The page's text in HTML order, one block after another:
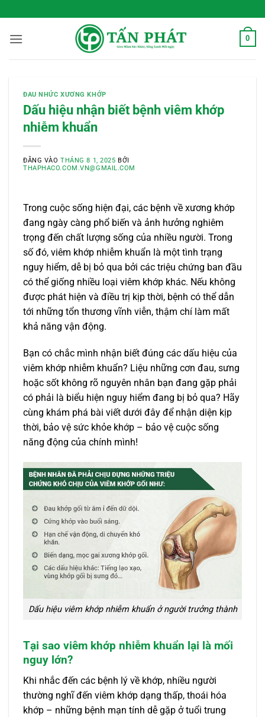
qua
nội
0
ĐAU NHỨC XƯƠNG KHỚP
Dấu hiệu nhận biết bệnh viêm khớp
nhiễm khuẩn
ĐĂNG VÀOTHÁNG 8 1, 2025 BỞI
THAPHACO.COM.VN@GMAIL.COM
Trong cuộc sống hiện đại, các bệnh về xương khớp
đang ngày càng phổ biến và ảnh hưởng nghiêm
trọng đến chất lượng sống của nhiều người. Trong
số đó, viêm khớp nhiễm khuẩn là một tình trạng
nguy hiểm, dễ bị bỏ qua bởi các triệu chứng ban đầu
có thể giống nhiều loại viêm khớp khác. Nếu không
được phát hiện và điều trị kịp thời, bệnh có thể dẫn
tới những tổn thương vĩnh viễn, thậm chí làm mất
khả năng vận động.
Bạn có chắc mình nhận biết đúng các dấu hiệu của
viêm khớp nhiễm khuẩn? Liệu những cơn đau, sưng
hoặc sốt không rõ nguyên nhân bạn đang gặp phải
có phải là biểu hiện nguy hiểm đang bị bỏ qua? Hãy
cùng khám phá bài viết dưới đây để nhận diện kịp
thời, bảo vệ sức khỏe khớp – bảo vệ cuộc sống
năng động của chính mình!
Dấu hiệu viêm khớp nhiễm khuẩn ở người trưởng thành
Tại sao viêm khớp nhiễm khuẩn lại là mối
nguy lớn?
Khi nhắc đến các bệnh lý về khớp, nhiều người
thường nghĩ đến viêm khớp dạng thấp, thoái hóa
khớp – những bệnh mạn tính dễ gặp ở tuổi trung